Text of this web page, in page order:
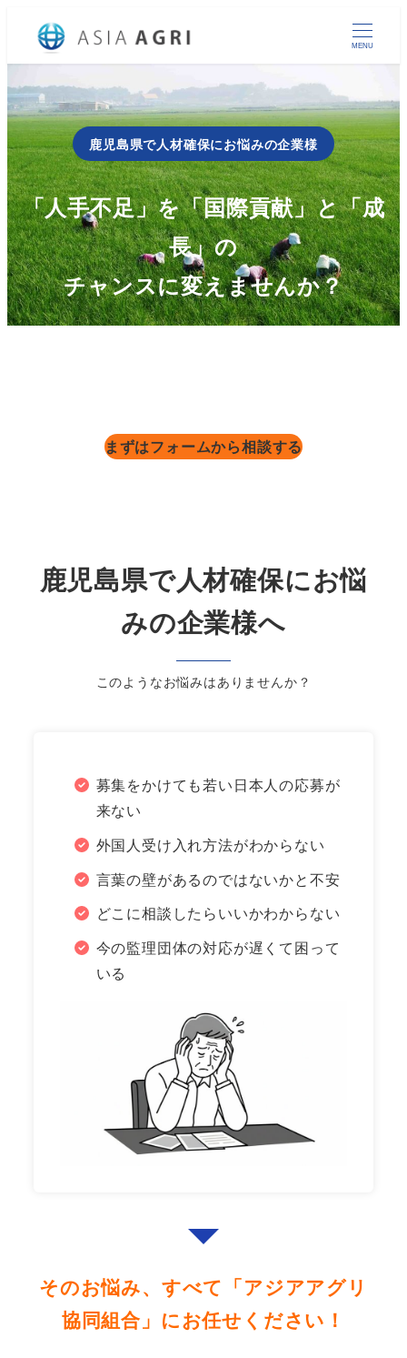
MENU
鹿児島県で人材確保にお悩みの企業様
「人手不足」を「国際貢献」と「成
長」の
チャンスに変えませんか？
まずはフォームから相談する
鹿児島県で人材確保にお悩
みの企業様へ
このようなお悩みはありませんか？
募集をかけても若い日本人の応募が
来ない
外国人受け入れ方法がわからない
言葉の壁があるのではないかと不安
どこに相談したらいいかわからない
今の監理団体の対応が遅くて困って
いる
そのお悩み、すべて「アジアアグリ
協同組合」にお任せください！